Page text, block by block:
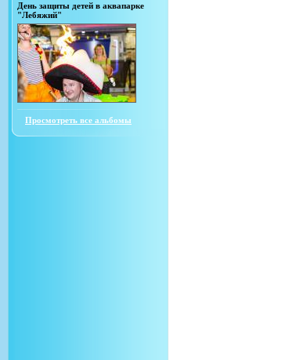
День защиты детей в аквапарке
"Лебяжий"
Просмотреть все альбомы